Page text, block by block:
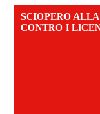
SCIOPERO
CONTRO I